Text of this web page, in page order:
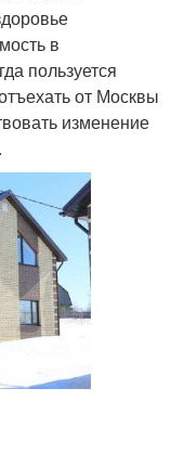
в
пользуется
от Москвы
изменение